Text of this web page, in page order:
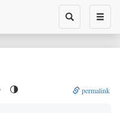
Toggle
search
 permalink